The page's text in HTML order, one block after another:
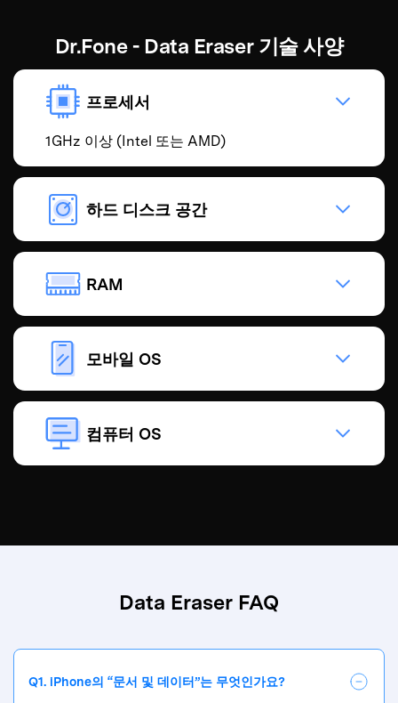
Dr.Fone - Data Eraser 기술 사양
프로세서
1GHz 이상 (Intel 또는 AMD)
하드 디스크 공간
RAM
모바일 OS
컴퓨터 OS
Data Eraser FAQ
Q1. iPhone의 “문서 및 데이터”는 무엇인가요?